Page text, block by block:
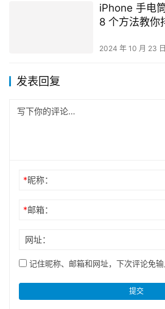
iPhone 手电
8 个方法教你
2024 年 10 月 23 日
发表回复
*昵称：
*邮箱：
网址：
记住昵称、邮箱和网址，下次评论免输
提交